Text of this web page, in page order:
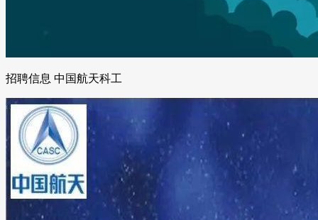
招聘信息 中国航天科工